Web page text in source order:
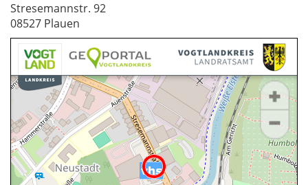
Stresemannstr. 92
08527 Plauen